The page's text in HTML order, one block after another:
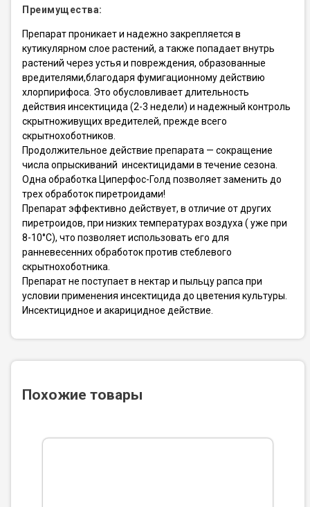
Преимущества:
Препарат проникает и надежно закрепляется в
кутикулярном слое растений, а также попадает внутрь
растений через устья и повреждения, образованные
вредителями,благодаря фумигационному действию
хлорпирифоса. Это обусловливает длительность
действия инсектицида (2-3 недели) и надежный контроль
скрытноживущих вредителей, прежде всего
скрытнохоботников.
Продолжительное действие препарата — сокращение
числа опрыскиваний инсектицидами в течение сезона.
Одна обработка Циперфос-Голд позволяет заменить до
трех обработок пиретроидами!
Препарат эффективно действует, в отличие от других
пиретроидов, при низких температурах воздуха ( уже при
8-10°С), что позволяет использовать его для
ранневесенних обработок против стеблевого
скрытнохоботника.
Препарат не поступает в нектар и пыльцу рапса при
условии применения инсектицида до цветения культуры.
Инсектицидное и акарицидное действие.
Похожие товары